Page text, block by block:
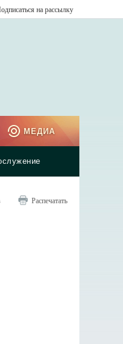
на рассылку
МЕДИА
Распечатать